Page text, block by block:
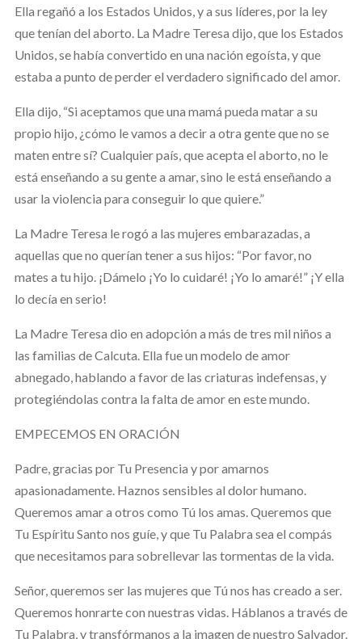
Ella regañó a los Estados Unidos, y a sus líderes, por la ley
que tenían del aborto. La Madre Teresa dijo, que los Estados
Unidos, se había convertido en una nación egoísta, y que
estaba a punto de perder el verdadero significado del amor.
Ella dijo, “Si aceptamos que una mamá pueda matar a su
propio hijo, ¿cómo le vamos a decir a otra gente que no se
maten entre sí? Cualquier país, que acepta el aborto, no le
está enseñando a su gente a amar, sino le está enseñando a
usar la violencia para conseguir lo que quiere.”
La Madre Teresa le rogó a las mujeres embarazadas, a
aquellas que no querían tener a sus hijos: “Por favor, no
mates a tu hijo. ¡Dámelo ¡Yo lo cuidaré! ¡Yo lo amaré!” ¡Y ella
lo decía en serio!
La Madre Teresa dio en adopción a más de tres mil niños a
las familias de Calcuta. Ella fue un modelo de amor
abnegado, hablando a favor de las criaturas indefensas, y
protegiéndolas contra la falta de amor en este mundo.
EMPECEMOS EN ORACIÓN
Padre, gracias por Tu Presencia y por amarnos
apasionadamente. Haznos sensibles al dolor humano.
Queremos amar a otros como Tú los amas. Queremos que
Tu Espíritu Santo nos guíe, y que Tu Palabra sea el compás
que necesitamos para sobrellevar las tormentas de la vida.
Señor, queremos ser las mujeres que Tú nos has creado a ser.
Queremos honrarte con nuestras vidas. Háblanos a través de
Tu Palabra, y transfórmanos a la imagen de nuestro Salvador.